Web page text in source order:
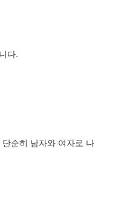
다.
순히 남자와 여자로 나